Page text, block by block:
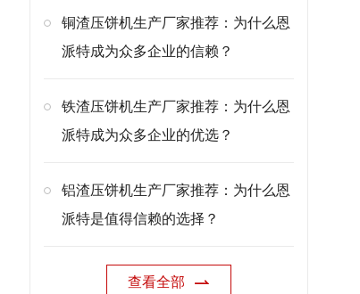
铜渣压饼机生产厂家推荐：为什么恩
派特成为众多企业的信赖？
铁渣压饼机生产厂家推荐：为什么恩
派特成为众多企业的优选？
铝渣压饼机生产厂家推荐：为什么恩
派特是值得信赖的选择？
查看全部